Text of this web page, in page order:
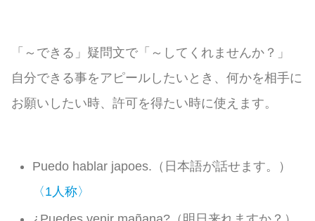
「～できる」疑問文で「～してくれませんか？」
自分できる事をアピールしたいとき、何かを相手に
お願いしたい時、許可を得たい時に使えます。
Puedo hablar japoes.（日本語が話せます。）
〈1人称〉